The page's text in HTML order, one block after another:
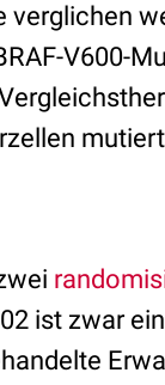
verglichen
V600-
ist zwar